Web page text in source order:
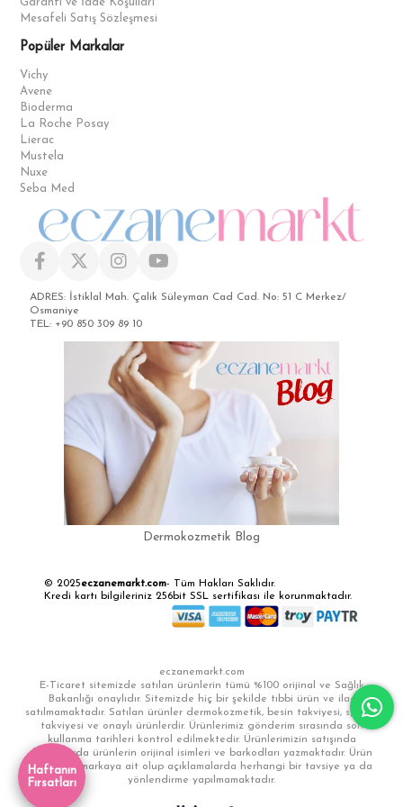
Garanti ve İade Koşulları
Mesafeli Satış Sözleşmesi
Popüler Markalar
Vichy
Avene
Bioderma
La Roche Posay
Lierac
Mustela
Nuxe
Seba Med
ADRES: İstiklal Mah. Çalik Süleyman Cad Cad. No: 51 C Merkez/
Osmaniye
TEL: +90 850 309 89 10
Dermokozmetik Blog
© 2025eczanemarkt.com- Tüm Hakları Saklıdır.
Kredi kartı bilgileriniz 256bit SSL sertifikası ile korunmaktadır.
eczanemarkt.com
E-Ticaret sitemizde satılan ürünlerin tümü %100 orijinal ve Sağlık
Bakanlığı onaylıdır. Sitemizde hiç bir şekilde tıbbi ürün ve ilaç
satılmamaktadır. Satılan ürünler dermokozmetik, besin takviyesi, sporcu
takviyesi ve onaylı ürünlerdir. Ürünlerimiz gönderim sırasında son
kullanma tarihleri kontrol edilmektedir. Ürünlerimizin satışında
faturalarda ürünlerin orijinal isimleri ve barkodları yazmaktadır. Ürün
görselleri markaya ait olup açıklamalarda herhangi bir tavsiye ya da
yönlendirme yapılmamaktadır.
Haftanın
Fırsatları